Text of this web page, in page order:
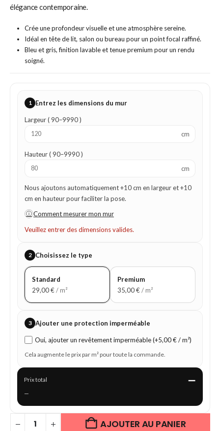
élégance contemporaine.
Crée une profondeur visuelle et une atmosphère sereine.
Idéal en tête de lit, salon ou bureau pour un point focal raffiné.
Bleu et gris, finition lavable et tenue premium pour un rendu
soigné.
1 Entrez les dimensions du mur
Largeur ( 90–9990 )
cm
Hauteur ( 90–9990 )
cm
Nous ajoutons automatiquement +10 cm en largeur et +10
cm en hauteur pour faciliter la pose.
ⓘ Comment mesurer mon mur
Veuillez entrer des dimensions valides.
2 Choisissez le type
Standard
29,00€/ m²
Premium
35,00€/ m²
3 Ajouter une protection imperméable
Oui, ajouter un revêtement imperméable (+5,00 € / m²)
Cela augmente le prix par m² pour toute la commande.
Prix total —
—
AJOUTER AU PANIER